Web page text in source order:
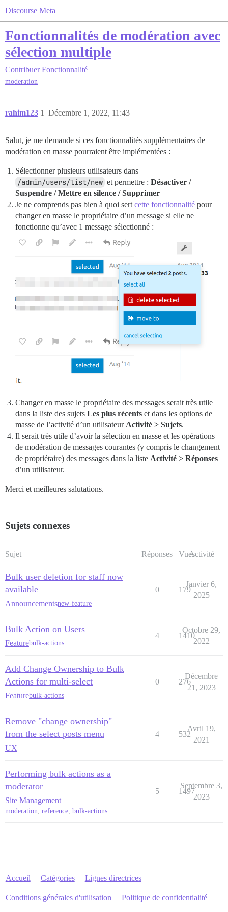
Discourse Meta
Fonctionnalités de modération avec
sélection multiple
Contribuer Fonctionnalité
moderation
rahim123 Décembre 1, 2022, 11:43
1
Salut, je me demande si ces fonctionnalités supplémentaires de
modération en masse pourraient être implémentées :
Sélectionner plusieurs utilisateurs dans
/admin/users/list/new et permettre : Désactiver /
Suspendre / Mettre en silence / Supprimer
Je ne comprends pas bien à quoi sert cette fonctionnalité pour
changer en masse le propriétaire d’un message si elle ne
fonctionne qu’avec 1 message sélectionné :
Changer en masse le propriétaire des messages serait très utile
dans la liste des sujets Les plus récents et dans les options de
masse de l’activité d’un utilisateur Activité > Sujets.
Il serait très utile d’avoir la sélection en masse et les opérations
de modération de messages courantes (y compris le changement
de propriétaire) des messages dans la liste Activité > Réponses
d’un utilisateur.
Merci et meilleures salutations.
Sujets connexes
Sujet Réponses VuesActivité
Bulk user deletion for staff now
available
Announcementsnew-feature
0 179
Janvier 6,
2025
Bulk Action on Users
Featurebulk-actions
4 1410
Octobre 29,
2022
Add Change Ownership to Bulk
Actions for multi-select
Featurebulk-actions
0 276
Décembre
21, 2023
Remove "change ownership"
from the select posts menu
UX
4 532
Avril 19,
2021
Performing bulk actions as a
moderator
Site Management
moderation reference bulk-actions
5 1497
Septembre 3,
2023
Accueil Catégories Lignes directrices
Conditions générales d'utilisation Politique de confidentialité